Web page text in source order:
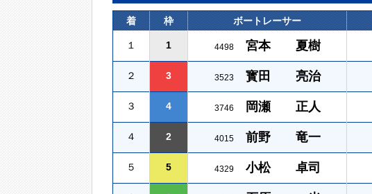
着 枠 ボートレーサー
１ 1 4498 宮本 夏樹
２ 3 3523 寳田 亮治
３ 4 3746 岡瀬 正人
４ 2 4015 前野 竜一
５ 5 4329 小松 卓司